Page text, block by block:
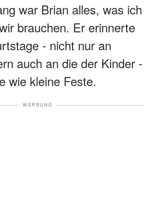
war Brian alles, was ich
brauchen. Er erinnerte
- nicht nur an
auch an die der Kinder -
wie kleine Feste.
WERBUNG